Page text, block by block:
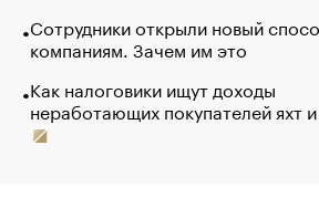
Сотрудники открыли новый
компаниям. Зачем им это
Как налоговики ищут доходы
неработающих покупателей яхт